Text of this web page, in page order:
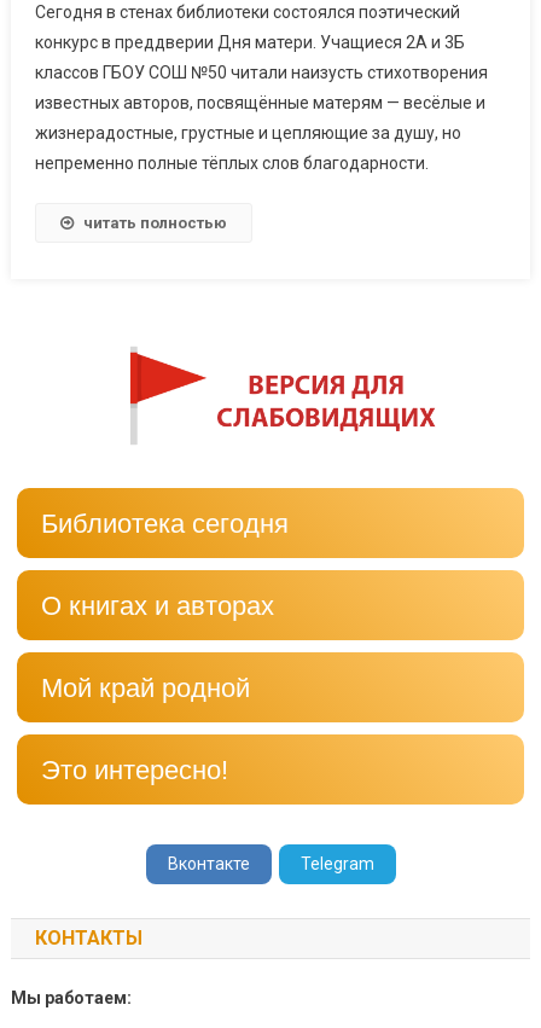
Сегодня в стенах библиотеки состоялся поэтический
конкурс в преддверии Дня матери. Учащиеся 2А и 3Б
классов ГБОУ СОШ №50 читали наизусть стихотворения
известных авторов, посвящённые матерям — весёлые и
жизнерадостные, грустные и цепляющие за душу, но
непременно полные тёплых слов благодарности.
читать полностью
Библиотека сегодня
О книгах и авторах
Мой край родной
Это интересно!
Вконтакте Telegram
КОНТАКТЫ
Мы работаем: